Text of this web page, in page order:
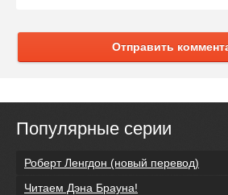
Отправить
Популярные серии
Роберт Ленгдон (новый перевод)
Читаем Дэна Брауна!